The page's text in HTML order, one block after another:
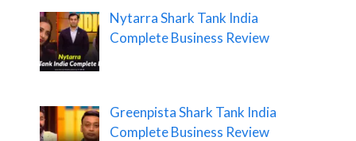
Nytarra Shark Tank India
Complete Business Review
Greenpista Shark Tank India
Complete Business Review